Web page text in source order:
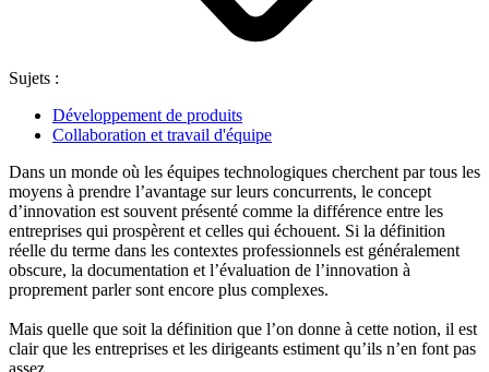
Sujets :
Développement de produits
Collaboration et travail d'équipe
Dans un monde où les équipes technologiques cherchent par tous les
moyens à prendre l’avantage sur leurs concurrents, le concept
d’innovation est souvent présenté comme la différence entre les
entreprises qui prospèrent et celles qui échouent. Si la définition
réelle du terme dans les contextes professionnels est généralement
obscure, la documentation et l’évaluation de l’innovation à
proprement parler sont encore plus complexes.
Mais quelle que soit la définition que l’on donne à cette notion, il est
clair que les entreprises et les dirigeants estiment qu’ils n’en font pas
assez.